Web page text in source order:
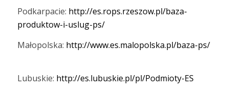
Podkarpacie: http://es.rops.rzeszow.pl/baza-
produktow-i-uslug-ps/
Małopolska: http://www.es.malopolska.pl/baza-ps/
Lubuskie: http://es.lubuskie.pl/pl/Podmioty-ES